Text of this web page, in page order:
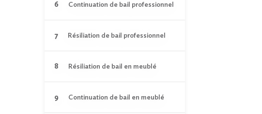
Continuation de bail professionnel
Résiliation de bail professionnel
Résiliation de bail en meublé
Continuation de bail en meublé